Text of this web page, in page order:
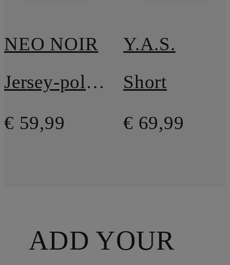
NEO NOIR
Jersey-poloshirt VENNERA
€ 59,99
Y.A.S.
Short
€ 69,99
ADD YOUR